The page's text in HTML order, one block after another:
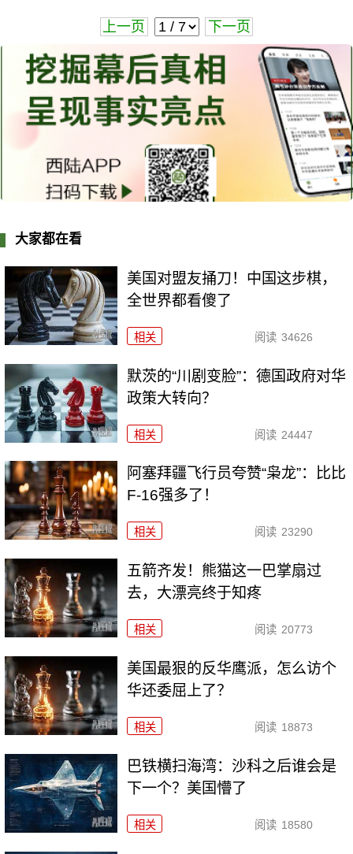
上一页 下一页
大家都在看
美国对盟友捅刀！中国这步棋，
全世界都看傻了
相关 阅读 34626
默茨的“川剧变脸”：德国政府对华
政策大转向？
相关 阅读 24447
阿塞拜疆飞行员夸赞“枭龙”：比比
F-16强多了！
相关 阅读 23290
五箭齐发！熊猫这一巴掌扇过
去，大漂亮终于知疼
相关 阅读 20773
美国最狠的反华鹰派，怎么访个
华还委屈上了？
相关 阅读 18873
巴铁横扫海湾：沙科之后谁会是
下一个？美国懵了
相关 阅读 18580